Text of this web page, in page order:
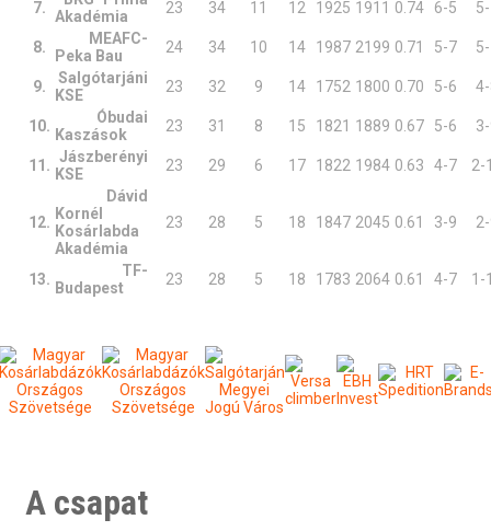
7. Akadémia
23 34 11 12 1925 1911 0.74 6-5
8.
MEAFC-
Peka Bau
24 34 10 14 1987 2199 0.71 5-7
9.
Salgótarjáni
KSE
23 32 9 14 1752 1800 0.70 5-6
10.
Óbudai
Kaszások
23 31 8 15 1821 1889 0.67 5-6
11. Jászberényi
KSE
23 29 6 17 1822 1984 0.63 4-7 2-
12.
Dávid
Kornél
Kosárlabda
Akadémia
23 28 5 18 1847 2045 0.61 3-9
13.
TF-
Budapest
23 28 5 18 1783 2064 0.61 4-7 1-
A csapat